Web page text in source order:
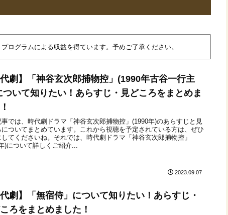
ログラムによる収益を得ています。予めご了承ください。
代劇】「神谷玄次郎捕物控」(1990年古谷一行主
ついて知りたい！あらすじ・見どころをまとめま
事では、時代劇ドラマ「神谷玄次郎捕物控」(1990年)のあらすじと見
についてまとめています。これから視聴を予定されている方は、ぜひ
てくださいね。それでは、時代劇ドラマ「神谷玄次郎捕物控」
)について詳しくご紹介...
2023.09.07
代劇】「無宿侍」について知りたい！あらすじ・
ろをまとめました！